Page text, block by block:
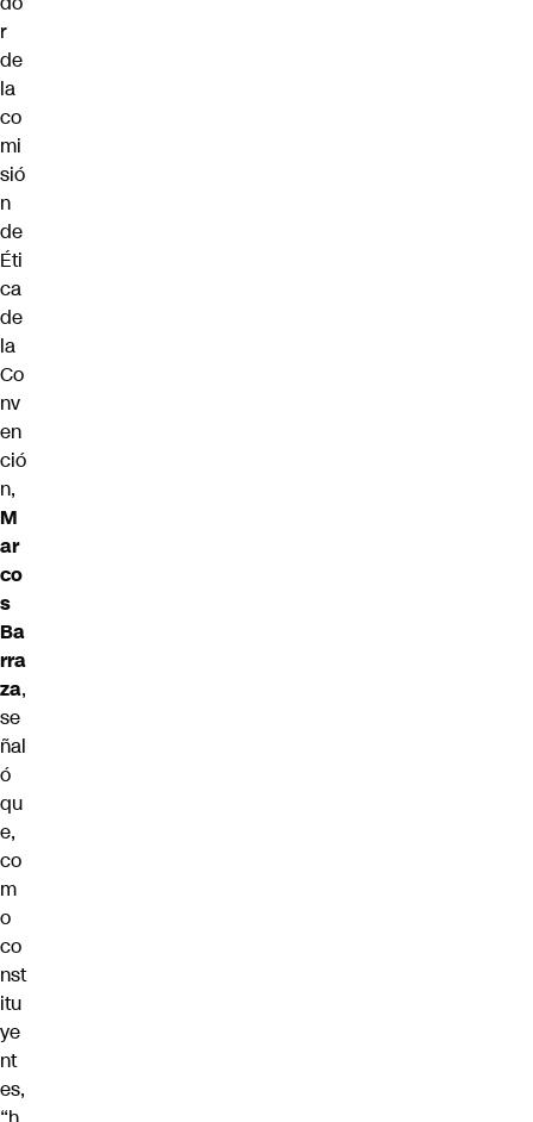
r
de
la
co
mi
sió
n
de
Éti
ca
de
la
Co
nv
en
ció
n,
M
ar
co
s
Ba
rra
za,
se
ñal
ó
qu
e,
co
m
o
co
nst
itu
ye
nt
es,